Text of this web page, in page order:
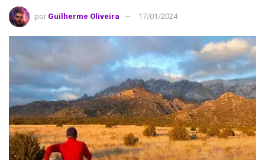
por Guilherme Oliveira 17/01/2024